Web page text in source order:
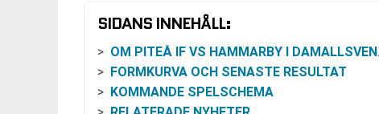
SIDANS INNEHÅLL:
OM PITEÅ IF VS HAMMARBY I DAMALLSVENSKAN
FORMKURVA OCH SENASTE RESULTAT
KOMMANDE SPELSCHEMA